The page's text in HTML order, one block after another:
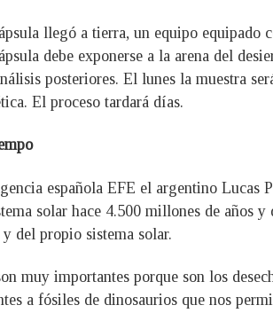
llegó a tierra, un equipo equipado
debe exponerse a la arena del
posteriores. El lunes la muestra
El proceso tardará días.
española EFE el argentino
solar hace 4.500 millones de años
del propio sistema solar.
muy importantes porque son los
a fósiles de dinosaurios que nos